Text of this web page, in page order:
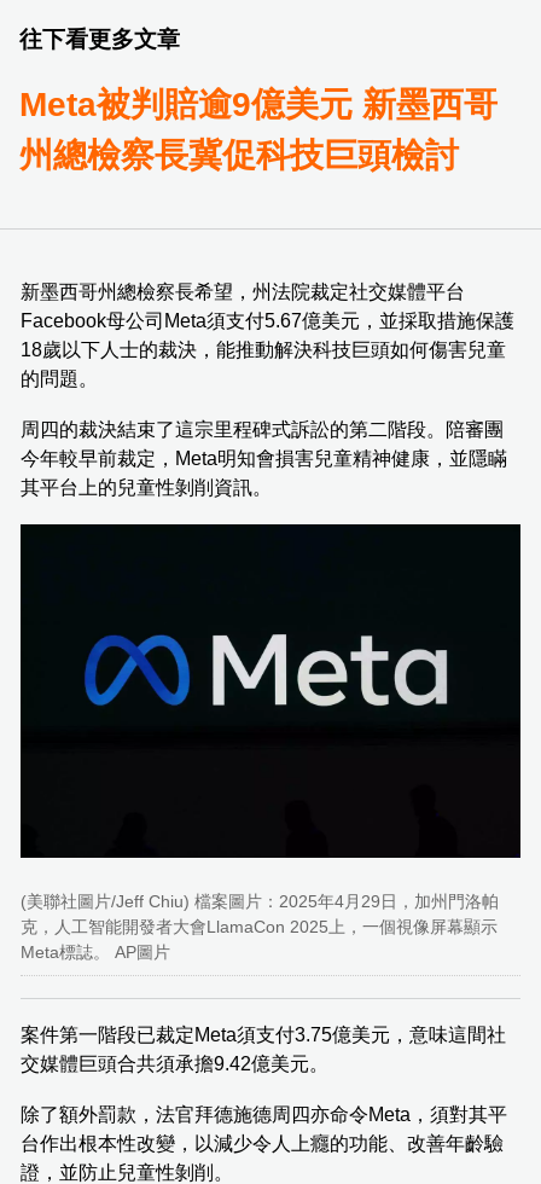
往下看更多文章
Meta被判賠逾9億美元 新墨西哥
州總檢察長冀促科技巨頭檢討
新墨西哥州總檢察長希望，州法院裁定社交媒體平台
Facebook母公司Meta須支付5.67億美元，並採取措施保護
18歲以下人士的裁決，能推動解決科技巨頭如何傷害兒童
的問題。
周四的裁決結束了這宗里程碑式訴訟的第二階段。陪審團
今年較早前裁定，Meta明知會損害兒童精神健康，並隱瞞
其平台上的兒童性剝削資訊。
(美聯社圖片/Jeff Chiu) 檔案圖片：2025年4月29日，加州門洛帕
克，人工智能開發者大會LlamaCon 2025上，一個視像屏幕顯示
Meta標誌。 AP圖片
案件第一階段已裁定Meta須支付3.75億美元，意味這間社
交媒體巨頭合共須承擔9.42億美元。
除了額外罰款，法官拜德施德周四亦命令Meta，須對其平
台作出根本性改變，以減少令人上癮的功能、改善年齡驗
證，並防止兒童性剝削。